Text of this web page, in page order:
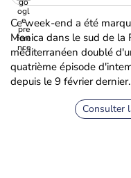
Ce week-end a été
Monica dans le sud de la
méditerranéen doublé
quatrième épisode
depuis le 9 février dernier.
Consulter